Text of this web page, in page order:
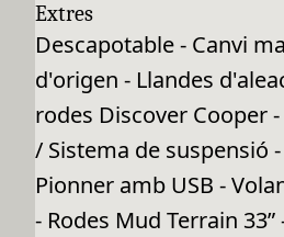
Extres
Descapotable - Canvi
d'origen - Llandes
rodes Discover Cooper
/ Sistema de suspensió
Pionner amb USB -
- Rodes Mud Terrain 33”